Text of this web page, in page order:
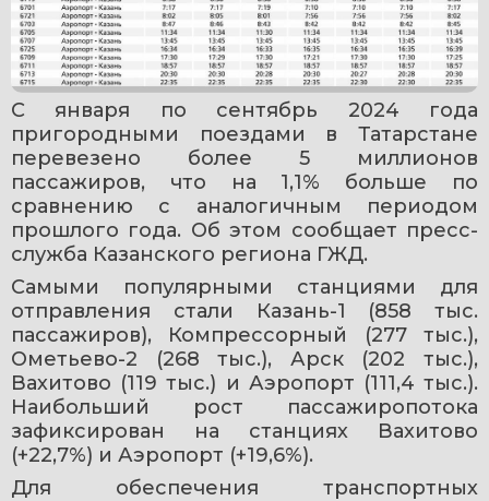
С января по сентябрь 2024 года
пригородными поездами в Татарстане
перевезено более 5 миллионов
пассажиров, что на 1,1% больше по
сравнению с аналогичным периодом
прошлого года. Об этом сообщает пресс-
служба Казанского региона ГЖД.
Самыми популярными станциями для
отправления стали Казань-1 (858 тыс.
пассажиров), Компрессорный (277 тыс.),
Ометьево-2 (268 тыс.), Арск (202 тыс.),
Вахитово (119 тыс.) и Аэропорт (111,4 тыс.).
Наибольший рост пассажиропотока
зафиксирован на станциях Вахитово
(+22,7%) и Аэропорт (+19,6%).
Для обеспечения транспортных